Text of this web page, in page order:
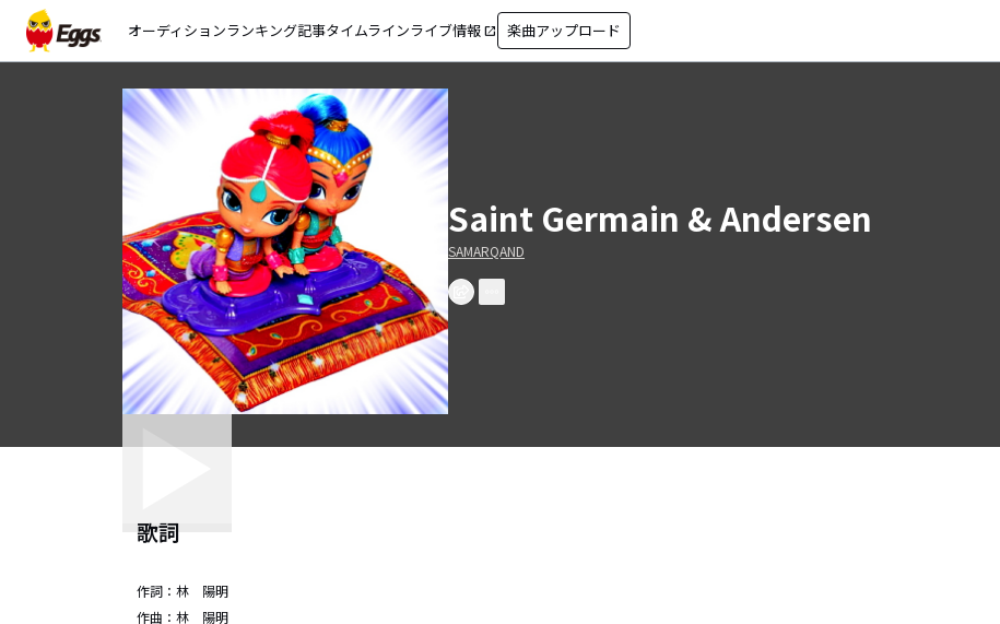
オーディションランキング記事タイムラインライブ情報 open_in_new 楽曲アップロード
Saint Germain & Andersen
SAMARQAND
歌詞
作詞： 林 陽明
作曲： 林 陽明